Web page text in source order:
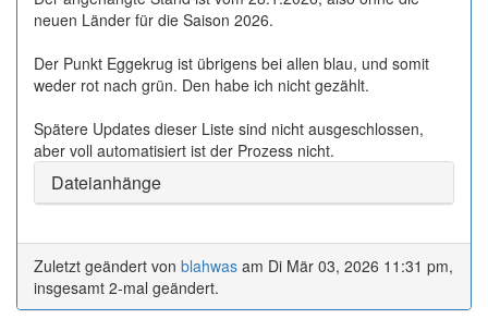
neuen Länder für die Saison 2026.
Der Punkt Eggekrug ist übrigens bei allen blau, und somit
weder rot nach grün. Den habe ich nicht gezählt.
Spätere Updates dieser Liste sind nicht ausgeschlossen,
aber voll automatisiert ist der Prozess nicht.
Dateianhänge
Zuletzt geändert von blahwas am Di Mär 03, 2026 11:31 pm,
insgesamt 2-mal geändert.